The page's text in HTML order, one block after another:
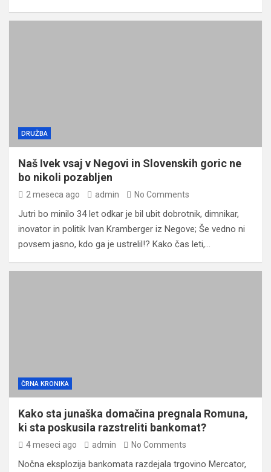
DRUŽBA
Naš Ivek vsaj v Negovi in Slovenskih goric ne
bo nikoli pozabljen
2 meseca ago admin No Comments
Jutri bo minilo 34 let odkar je bil ubit dobrotnik, dimnikar,
inovator in politik Ivan Kramberger iz Negove; Še vedno ni
povsem jasno, kdo ga je ustrelil!? Kako čas leti,…
ČRNA KRONIKA
Kako sta junaška domačina pregnala Romuna,
ki sta poskusila razstreliti bankomat?
4 meseci ago admin No Comments
Nočna eksplozija bankomata razdejala trgovino Mercator,